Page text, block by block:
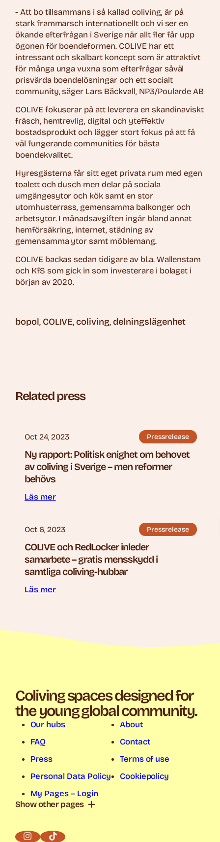
- Att bo tillsammans i så kallad coliving, är på
stark frammarsch internationellt och vi ser en
ökande efterfrågan i Sverige när allt fler får upp
ögonen för boendeformen. COLIVE har ett
intressant och skalbart koncept som är attraktivt
för många unga vuxna som efterfrågar såväl
prisvärda boendelösningar och ett socialt
community, säger Lars Bäckvall, NP3/Poularde AB
COLIVE fokuserar på att leverera en skandinaviskt
fräsch, hemtrevlig, digital och yteffektiv
bostadsprodukt och lägger stort fokus på att få
väl fungerande communities för bästa
boendekvalitet.
Hyresgästerna får sitt eget privata rum med egen
toalett och dusch men delar på sociala
umgängesytor och kök samt en stor
utomhusterrass, gemensamma balkonger och
arbetsytor. I månadsavgiften ingår bland annat
hemförsäkring, internet, städning av
gemensamma ytor samt möblemang.
COLIVE backas sedan tidigare av bl.a. Wallenstam
och KfS som gick in som investerare i bolaget i
början av 2020.
bopol COLIVE coliving delningslägenhet
Related press
Pressrelease
Oct 24, 2023
Ny rapport: Politisk enighet om behovet
av coliving i Sverige – men reformer
behövs
Läs mer
Pressrelease
Oct 6, 2023
COLIVE och RedLocker inleder
samarbete – gratis mensskydd i
samtliga coliving-hubbar
Läs mer
Coliving spaces designed for
the young global community.
Our hubs
About
FAQ
Contact
Press
Terms of use
Personal Data Policy
Cookiepolicy
My Pages – Login
Show other pages